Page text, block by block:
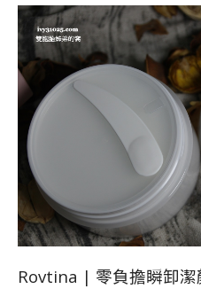
Rovtina | 零負擔瞬卸